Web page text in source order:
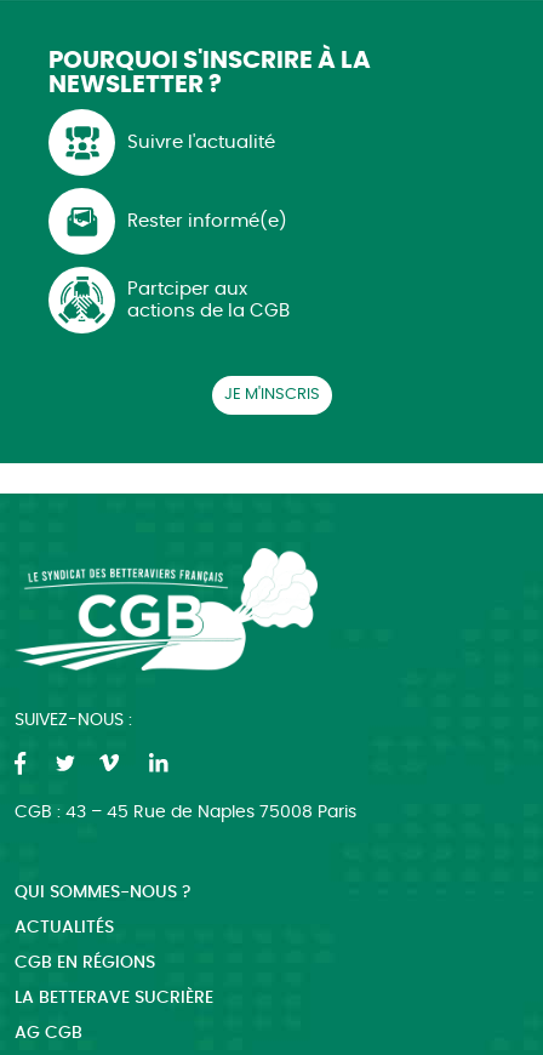
POURQUOI S'INSCRIRE À LA
NEWSLETTER ?
Suivre l'actualité
Rester informé(e)
Partciper aux
actions de la CGB
JE M'INSCRIS
SUIVEZ-NOUS :
CGB : 43 – 45 Rue de Naples 75008 Paris
QUI SOMMES-NOUS ?
ACTUALITÉS
CGB EN RÉGIONS
LA BETTERAVE SUCRIÈRE
AG CGB